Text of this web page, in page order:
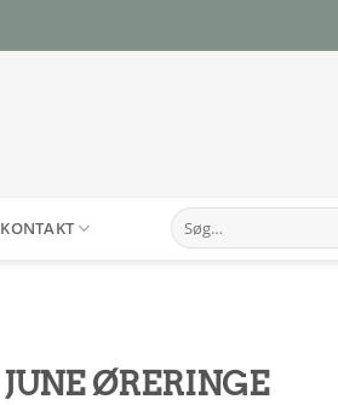
KONTAKT
Søg
efter:
JUNE ØRERINGE